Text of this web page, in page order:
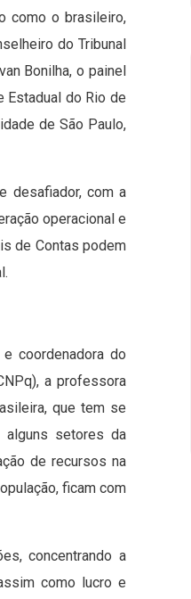
como o brasileiro,
do Tribunal
Bonilha, o painel
Estadual do Rio de
de São Paulo,
desafiador, com a
operacional e
de Contas podem
coordenadora do
a professora
que tem se
alguns setores da
de recursos na
ficam com
concentrando a
como lucro e